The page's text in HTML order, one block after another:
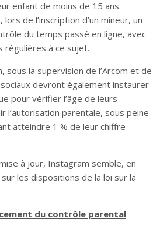
enfant de moins de 15 ans.
de l’inscription d’un mineur, un
du temps passé en ligne, avec
régulières à ce sujet.
sous la supervision de l’Arcom et de
devront également instaurer
pour vérifier l’âge de leurs
l’autorisation parentale, sous peine
atteindre 1 % de leur chiffre
à jour, Instagram semble, en
les dispositions de la loi sur la
du contrôle parental